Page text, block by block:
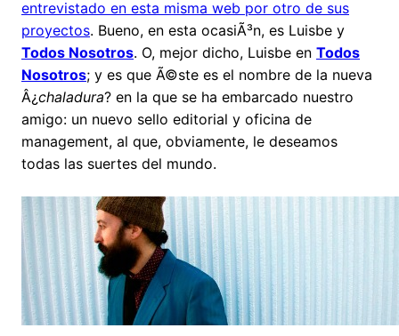
entrevistado en esta misma web por otro de sus
proyectos. Bueno, en esta ocasiÃ³n, es Luisbe y
Todos Nosotros. O, mejor dicho, Luisbe en Todos
Nosotros; y es que Ã©ste es el nombre de la nueva
Â¿chaladura? en la que se ha embarcado nuestro
amigo: un nuevo sello editorial y oficina de
management, al que, obviamente, le deseamos
todas las suertes del mundo.